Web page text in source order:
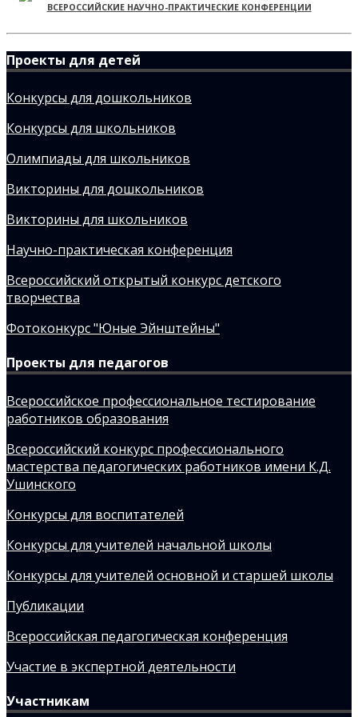
ВСЕРОССИЙСКИЕ НАУЧНО-ПРАКТИЧЕСКИЕ КОНФЕРЕНЦИИ
Проекты для детей
Конкурсы для дошкольников
Конкурсы для школьников
Олимпиады для школьников
Викторины для дошкольников
Викторины для школьников
Научно-практическая конференция
Всероссийский открытый конкурс детского
творчества
Фотоконкурс "Юные Эйнштейны"
Проекты для педагогов
Всероссийское профессиональное тестирование
работников образования
Всероссийский конкурс профессионального
мастерства педагогических работников имени К.Д.
Ушинского
Конкурсы для воспитателей
Конкурсы для учителей начальной школы
Конкурсы для учителей основной и старшей школы
Публикации
Всероссийская педагогическая конференция
Участие в экспертной деятельности
Участникам